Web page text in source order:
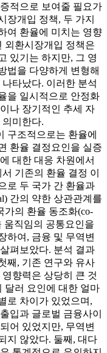
적으로 보여줄 필요가
장개입 정책, 두 가지
여 환율에 미치는 영향
외환시장개입 정책은
있기는 하지만, 그 영
법을 다양하게 변형해
타났다. 이러한 분석
을 일시적으로 안정화
나 장기적인 추세 자
미한다.
구조적으로는 환율에
환율 결정요인을 실증
대한 대응 차원에서
기존의 환율 결정 이
로 두 국가 간 환율과
간의 약한 상관관계를
가의 환율 동조화(co-
움직임의 공통요인을
하여, 금융 및 무역변
펴보았다. 분석 결과
째, 기존 연구와 유사
향력은 상당히 큰 것
달러 요인에 대한 얼마
로 차이가 있었으며,
입과 글로벌 금융사이
어 있었지만, 무역변
지 않았다. 둘째, 대다